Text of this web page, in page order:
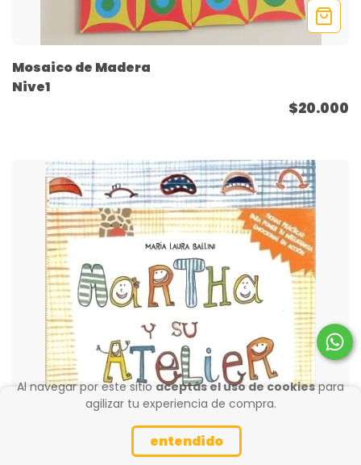
Al navegar por este sitio aceptás el uso de cookiespara
agilizar tu experiencia de compra.
entendido
Mosaico de Madera
Nive1
$20.000